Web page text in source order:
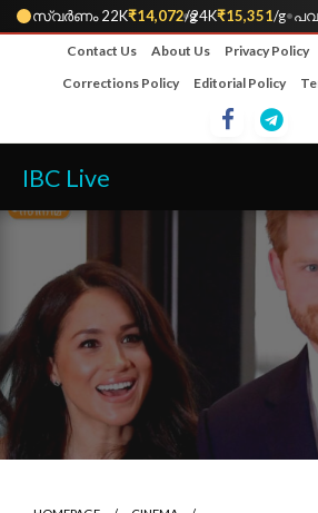
സ്വർണം 22K₹14,072/g
•24K₹15,351/g•
Contact Us About Us Privacy Policy
Corrections Policy
Editorial Policy
IBC Live